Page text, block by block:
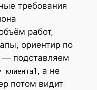
требования
работ,
ориентир по
— подставляем
клиента] , а не
потом видит